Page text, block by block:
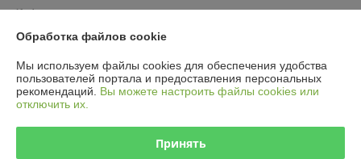
Информация для покупателя
Юридическое лицо:Общество с ограниченной ответственностью
Республика Беларусь, г. Минск, 220073, пр. Пушкина, 68, кор. 18
Регистрационный номер ЕГР: 192166430
Регистрационный орган: Минский горисполком
Обработка файлов cookie
Мы используем файлы cookies для обеспечения удобства
пользователей портала и предоставления персональных
рекомендаций. Вы можете настроить файлы cookies или
отключить их.
Принять